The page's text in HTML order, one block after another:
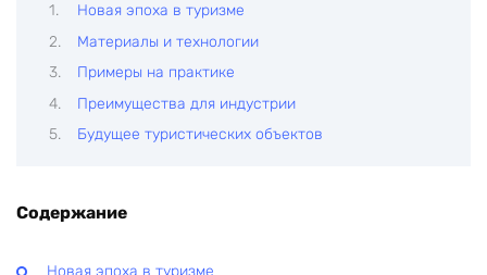
Новая эпоха в туризме
Материалы и технологии
Примеры на практике
Преимущества для индустрии
Будущее туристических объектов
Содержание
Новая эпоха в туризме